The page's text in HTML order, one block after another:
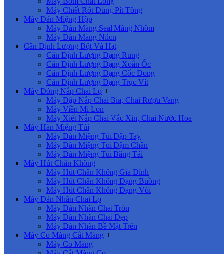
Máy Chiết Rót Dùng Pít Tông
Máy Dán Miệng Hộp +
Máy Dán Màng Seal Màng Nhôm
Máy Dán Màng Nilon
Cân Định Lượng Bột Và Hạt +
Cân Định Lượng Dạng Rung
Cân Định Lượng Dạng Xoắn Ốc
Cân Định Lượng Dạng Cốc Đong
Cân Định Lượng Dạng Trục Vít
Máy Đóng Nắp Chai Lọ +
Máy Dập Nắp Chai Bia, Chai Rượu Vang
Máy Viền Mí Lon
Máy Xiết Nắp Chai Vắc Xin, Chai Nước Hoa
Máy Hàn Miệng Túi +
Máy Dán Miệng Túi Dập Tay
Máy Dán Miệng Túi Dậm Chân
Máy Dán Miệng Túi Băng Tải
Máy Hút Chân Không +
Máy Hút Chân Không Gia Đình
Máy Hút Chân Không Dạng Buồng
Máy Hút Chân Không Dạng Vòi
Máy Dán Nhãn Chai Lọ +
Máy Dán Nhãn Chai Tròn
Máy Dán Nhãn Chai Dẹp
Máy Dán Nhãn Bề Mặt Trên
Máy Co Màng Cắt Màng +
Máy Co Màng